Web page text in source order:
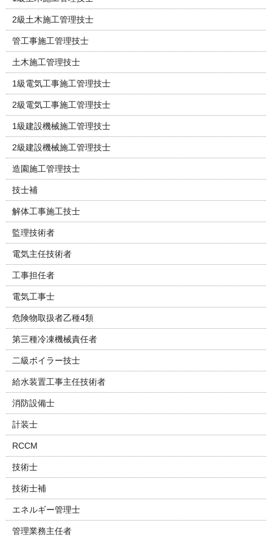
2級土木施工管理技士
管工事施工管理技士
土木施工管理技士
1級電気工事施工管理技士
2級電気工事施工管理技士
1級建設機械施工管理技士
2級建設機械施工管理技士
造園施工管理技士
技士補
解体工事施工技士
監理技術者
電気主任技術者
工事担任者
電気工事士
危険物取扱者乙種4類
第三種冷凍機械責任者
二級ボイラー技士
給水装置工事主任技術者
消防設備士
計装士
RCCM
技術士
技術士補
エネルギー管理士
管理業務主任者